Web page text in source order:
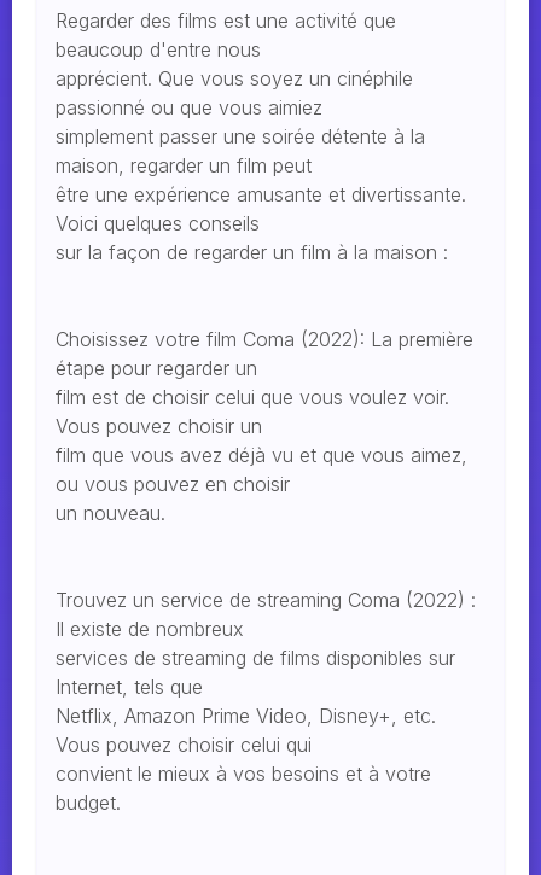
Regarder des films est une activité que
beaucoup d'entre nous
apprécient. Que vous soyez un cinéphile
passionné ou que vous aimiez
simplement passer une soirée détente à la
maison, regarder un film peut
être une expérience amusante et divertissante.
Voici quelques conseils
sur la façon de regarder un film à la maison :
Choisissez votre film Coma (2022): La première
étape pour regarder un
film est de choisir celui que vous voulez voir.
Vous pouvez choisir un
film que vous avez déjà vu et que vous aimez,
ou vous pouvez en choisir
un nouveau.
Trouvez un service de streaming Coma (2022) :
Il existe de nombreux
services de streaming de films disponibles sur
Internet, tels que
Netflix, Amazon Prime Video, Disney+, etc.
Vous pouvez choisir celui qui
convient le mieux à vos besoins et à votre
budget.